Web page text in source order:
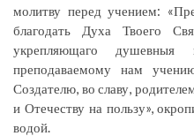
молитву перед учением:
благодать Духа Твоего
укрепляющаго
преподаваемому нам
Создателю, во славу,
и Отечеству на пользу»,
водой.